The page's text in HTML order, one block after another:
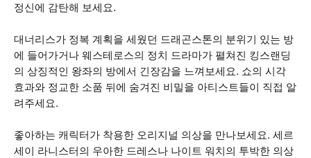
정신에 감탄해 보세요.
대너리스가 정복 계획을 세웠던 드래곤스톤의 분위기 있는 방
에 들어가거나 웨스테로스의 정치 드라마가 펼쳐진 킹스랜딩
의 상징적인 왕좌의 방에서 긴장감을 느껴보세요. 쇼의 시각
효과와 정교한 소품 뒤에 숨겨진 비밀을 아티스트들이 직접 알
려주세요.
좋아하는 캐릭터가 착용한 오리지널 의상을 만나보세요. 세르
세이 라니스터의 우아한 드레스나 나이트 워치의 투박한 의상